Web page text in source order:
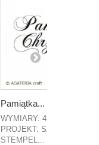
Pamiątka...
WYMIARY: 45MM X 22MM
PROJEKT: SASILLA
STEMPEL...